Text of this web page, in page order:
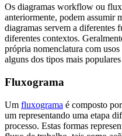
Os diagramas workflow ou
anteriormente, podem assumir
diagramas servem a diferentes
diferentes contextos.
própria nomenclatura com
alguns dos tipos mais
Fluxograma
Um fluxograma é composto
um representando uma etapa
processo. Estas formas